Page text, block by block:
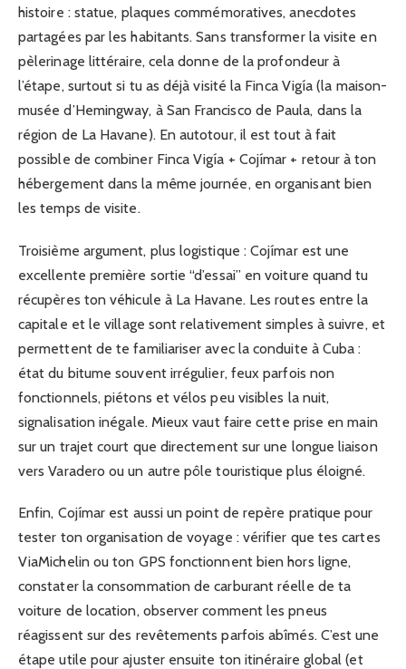
histoire : statue, plaques commémoratives, anecdotes
partagées par les habitants. Sans transformer la visite en
pèlerinage littéraire, cela donne de la profondeur à
l’étape, surtout si tu as déjà visité la Finca Vigía (la maison-
musée d’Hemingway, à San Francisco de Paula, dans la
région de La Havane). En autotour, il est tout à fait
possible de combiner Finca Vigía + Cojímar + retour à ton
hébergement dans la même journée, en organisant bien
les temps de visite.
Troisième argument, plus logistique : Cojímar est une
excellente première sortie “d’essai” en voiture quand tu
récupères ton véhicule à La Havane. Les routes entre la
capitale et le village sont relativement simples à suivre, et
permettent de te familiariser avec la conduite à Cuba :
état du bitume souvent irrégulier, feux parfois non
fonctionnels, piétons et vélos peu visibles la nuit,
signalisation inégale. Mieux vaut faire cette prise en main
sur un trajet court que directement sur une longue liaison
vers Varadero ou un autre pôle touristique plus éloigné.
Enfin, Cojímar est aussi un point de repère pratique pour
tester ton organisation de voyage : vérifier que tes cartes
ViaMichelin ou ton GPS fonctionnent bien hors ligne,
constater la consommation de carburant réelle de ta
voiture de location, observer comment les pneus
réagissent sur des revêtements parfois abîmés. C’est une
étape utile pour ajuster ensuite ton itinéraire global (et